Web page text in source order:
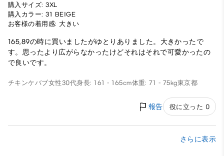
購入サイズ: 3XL
購入カラー: 31 BEIGE
お客様の着用感: 大きい
165,89の時に買いましたがゆとりありました。大きかったで
す。思ったより広がらなかったけどそれはそれで可愛かったの
で良いです。
チキンケバブ女性30代身長: 161 - 165cm体重: 71 - 75kg東京都
報告 役に立った 0
さらに表示